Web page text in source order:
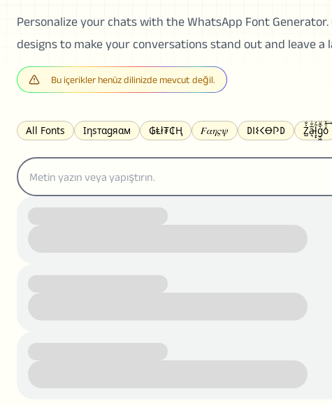
Personalize your chats with the WhatsApp Font
designs to make your conversations stand out and leave
Bu içerikler henüz dilinizde mevcut değil.
All Fonts Ιηѕтαgяαм ₲Ⱡł₮₵Ⱨ 𝐹𝛼𝜂𝜍𝜓 𐌃𐌉𐌔𐌂Ꝋ𐌐𐌃 Z̺͐̐a̵͉̅͋̇l̝̙̎́g̬͖̣͉͛ͫͧͅoͣͦͮ͢͠